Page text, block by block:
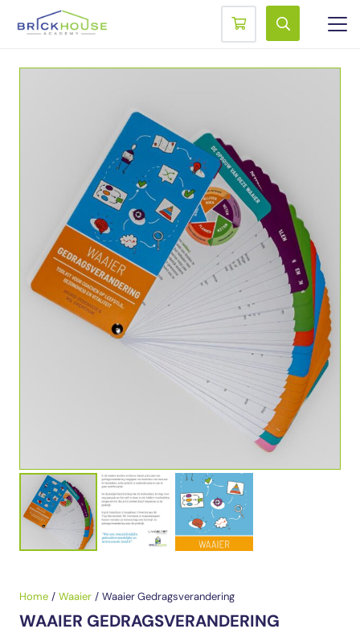
Home / Waaier / Waaier Gedragsverandering
WAAIER GEDRAGSVERANDERING